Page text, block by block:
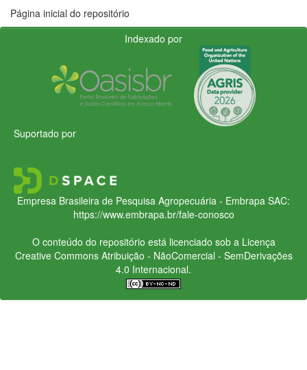
Página inicial do repositório
Indexado por
Suportado por
Empresa Brasileira de Pesquisa Agropecuária - Embrapa SAC:
https://www.embrapa.br/fale-conosco
O conteúdo do repositório está licenciado sob a Licença
Creative CommonsAtribuição - NãoComercial - SemDerivações
4.0 Internacional.